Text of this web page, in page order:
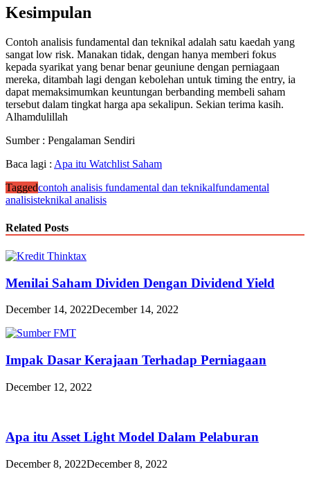
Kesimpulan
Contoh analisis fundamental dan teknikal adalah satu kaedah yang
sangat low risk. Manakan tidak, dengan hanya memberi fokus
kepada syarikat yang benar benar geuniune dengan perniagaan
mereka, ditambah lagi dengan kebolehan untuk timing the entry, ia
dapat memaksimumkan keuntungan berbanding membeli saham
tersebut dalam tingkat harga apa sekalipun. Sekian terima kasih.
Alhamdulillah
Sumber : Pengalaman Sendiri
Baca lagi : Apa itu Watchlist Saham
Taggedcontoh analisis fundamental dan teknikalfundamental
analisisteknikal analisis
Related Posts
Menilai Saham Dividen Dengan Dividend Yield
December 14, 2022December 14, 2022
Impak Dasar Kerajaan Terhadap Perniagaan
December 12, 2022
Apa itu Asset Light Model Dalam Pelaburan
December 8, 2022December 8, 2022